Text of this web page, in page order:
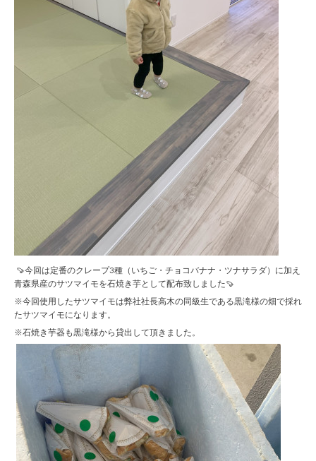
🍠今回は定番のクレープ3種（いちご・チョコバナナ・ツナサラダ）に加え
青森県産のサツマイモを石焼き芋として配布致しました🍠
※今回使用したサツマイモは弊社社長高木の同級生である黒滝様の畑で採れ
たサツマイモになります。
※石焼き芋器も黒滝様から貸出して頂きました。